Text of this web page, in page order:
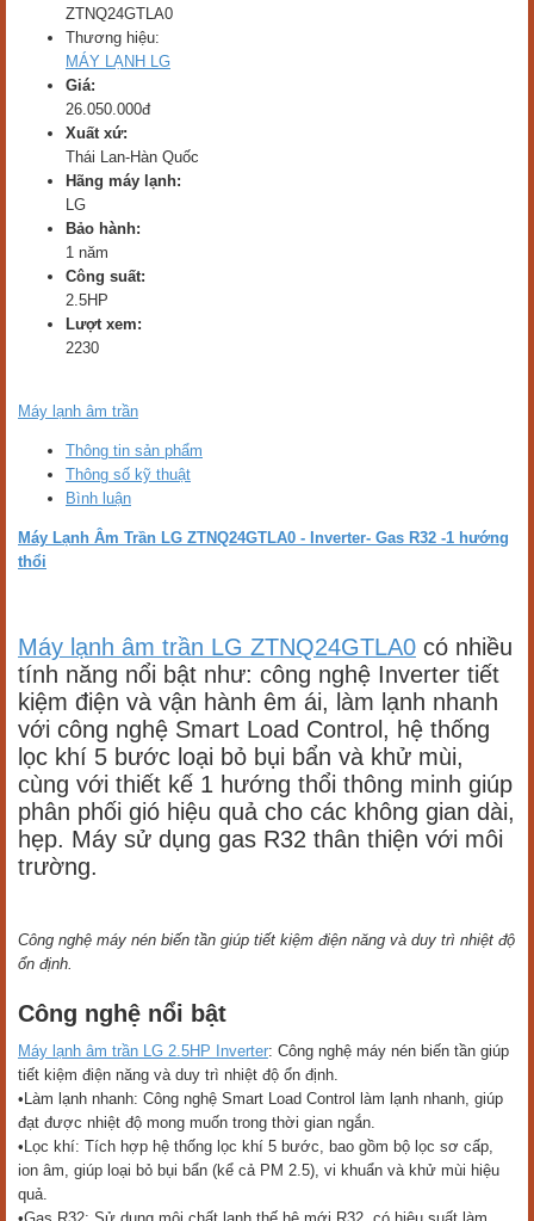
ZTNQ24GTLA0
Thương hiệu:
MÁY LẠNH LG
Giá:
26.050.000đ
Xuất xứ:
Thái Lan-Hàn Quốc
Hãng máy lạnh:
LG
Bảo hành:
1 năm
Công suất:
2.5HP
Lượt xem:
2230
Máy lạnh âm trần
Thông tin sản phẩm
Thông số kỹ thuật
Bình luận
Máy Lạnh Âm Trần LG ZTNQ24GTLA0 - Inverter- Gas R32 -1 hướng
thổi
Máy lạnh âm trần LG ZTNQ24GTLA0 có nhiều
tính năng nổi bật như: công nghệ Inverter tiết
kiệm điện và vận hành êm ái, làm lạnh nhanh
với công nghệ Smart Load Control, hệ thống
lọc khí 5 bước loại bỏ bụi bẩn và khử mùi,
cùng với thiết kế 1 hướng thổi thông minh giúp
phân phối gió hiệu quả cho các không gian dài,
hẹp. Máy sử dụng gas R32 thân thiện với môi
trường.
Công nghệ máy nén biến tần giúp tiết kiệm điện năng và duy trì nhiệt độ
ổn định.
Công nghệ nổi bật
Máy lạnh âm trần LG 2.5HP Inverter: Công nghệ máy nén biến tần giúp
tiết kiệm điện năng và duy trì nhiệt độ ổn định.
•Làm lạnh nhanh: Công nghệ Smart Load Control làm lạnh nhanh, giúp
đạt được nhiệt độ mong muốn trong thời gian ngắn.
•Lọc khí: Tích hợp hệ thống lọc khí 5 bước, bao gồm bộ lọc sơ cấp,
ion âm, giúp loại bỏ bụi bẩn (kể cả PM 2.5), vi khuẩn và khử mùi hiệu
quả.